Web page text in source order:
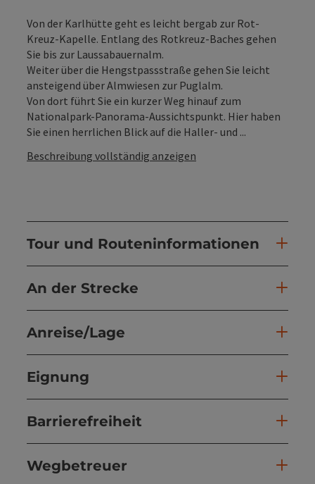
Von der Karlhütte geht es leicht bergab zur Rot-
Kreuz-Kapelle. Entlang des Rotkreuz-Baches gehen
Sie bis zur Laussabauernalm.
Weiter über die Hengstpassstraße gehen Sie leicht
ansteigend über Almwiesen zur Puglalm.
Von dort führt Sie ein kurzer Weg hinauf zum
Nationalpark-Panorama-Aussichtspunkt. Hier haben
Sie einen herrlichen Blick auf die Haller- und ...
Beschreibung vollständig anzeigen
Tour und Routeninformationen
An der Strecke
Anreise/Lage
Eignung
Barrierefreiheit
Wegbetreuer